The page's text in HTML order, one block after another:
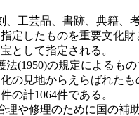
、工芸品、書跡、典籍、
定したものを重要文化
として指定される。
法(1950)の規定によるも
の見地からえらばれた
の計1064件である。
理や修理のために国の補